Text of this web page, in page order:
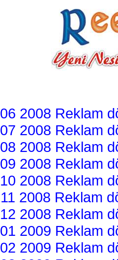
06 2008 Reklam
07 2008 Reklam
08 2008 Reklam
09 2008 Reklam
10 2008 Reklam
11 2008 Reklam
12 2008 Reklam
01 2009 Reklam
02 2009 Reklam